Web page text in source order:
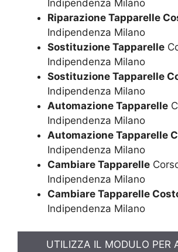
Indipendenza Milano
Riparazione Tapparelle
Indipendenza Milano
Sostituzione Tapparelle
Indipendenza Milano
Sostituzione Tapparelle
Indipendenza Milano
Automazione Tapparelle
Indipendenza Milano
Automazione Tapparelle
Indipendenza Milano
Cambiare Tapparelle
Indipendenza Milano
Cambiare Tapparelle
Indipendenza Milano
UTILIZZA IL MODULO PER